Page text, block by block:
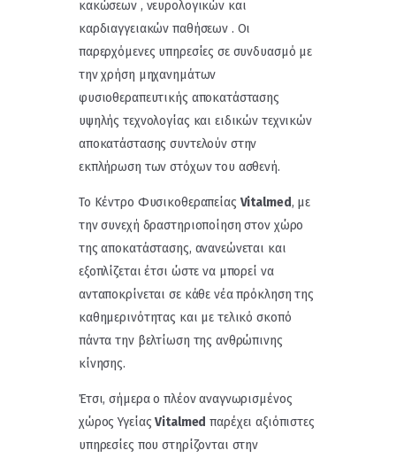
κακώσεων , νευρολογικών και
καρδιαγγειακών παθήσεων . Οι
παρερχόμενες υπηρεσίες σε συνδυασμό με
την χρήση μηχανημάτων
φυσιοθεραπευτικής αποκατάστασης
υψηλής τεχνολογίας και ειδικών τεχνικών
αποκατάστασης συντελούν στην
εκπλήρωση των στόχων του ασθενή.
Το Κέντρο Φυσικοθεραπείας Vitalmed, με
την συνεχή δραστηριοποίηση στον χώρο
της αποκατάστασης, ανανεώνεται και
εξοπλίζεται έτσι ώστε να μπορεί να
ανταποκρίνεται σε κάθε νέα πρόκληση της
καθημερινότητας και με τελικό σκοπό
πάντα την βελτίωση της ανθρώπινης
κίνησης.
Έτσι, σήμερα ο πλέον αναγνωρισμένος
χώρος ΥγείαςVitalmed παρέχει αξιόπιστες
υπηρεσίες που στηρίζονται στην